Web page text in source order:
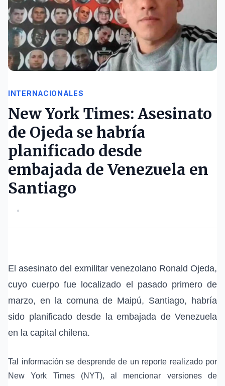
INTERNACIONALES
New York Times: Asesinato
de Ojeda se habría
planificado desde
embajada de Venezuela en
Santiago
•
El asesinato del exmilitar venezolano Ronald Ojeda,
cuyo cuerpo fue localizado el pasado primero de
marzo, en la comuna de Maipú, Santiago, habría
sido planificado desde la embajada de Venezuela
en la capital chilena.
Tal información se desprende de un reporte realizado por
New York Times (NYT), al mencionar versiones de